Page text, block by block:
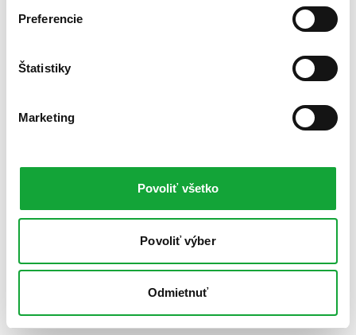
Preferencie
Štatistiky
Marketing
Povoliť všetko
Povoliť výber
Odmietnuť